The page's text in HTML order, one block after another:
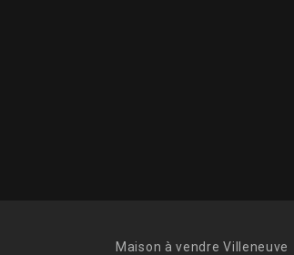
Maison à vendre Villeneuve